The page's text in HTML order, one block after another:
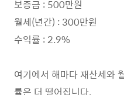
보증금 : 500만원
월세(년간) : 300만원
수익률 : 2.9%
여기에서 해마다 재산세와
률은 더 떨어집니다.